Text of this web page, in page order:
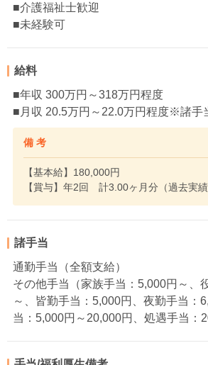
■介護福祉士歓迎
■未経験可
給料
■年収 300万円～318万円程度
■月収 20.5万円～22.0万円程度※諸手
備 考
【基本給】180,000円
【賞与】年2回 計3.00ヶ月分（過去実績
諸手当
通勤手当（全額支給）
その他手当（家族手当：5,000円～、
～、皆勤手当：5,000円、夜勤手当：
当：5,000円～20,000円、処遇手当：